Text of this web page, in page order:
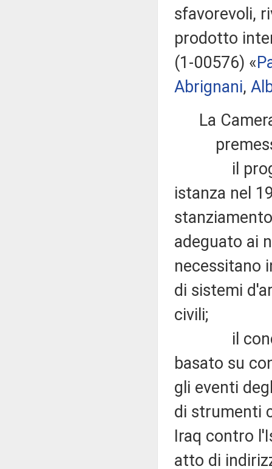
sfavorevoli,
prodotto
(1-00576) «
Abrignani,
La
il
istanza nel
adeguato ai
necessitano
di sistemi
civili;
il
basato su
gli eventi
di strumenti
Iraq contro
atto di